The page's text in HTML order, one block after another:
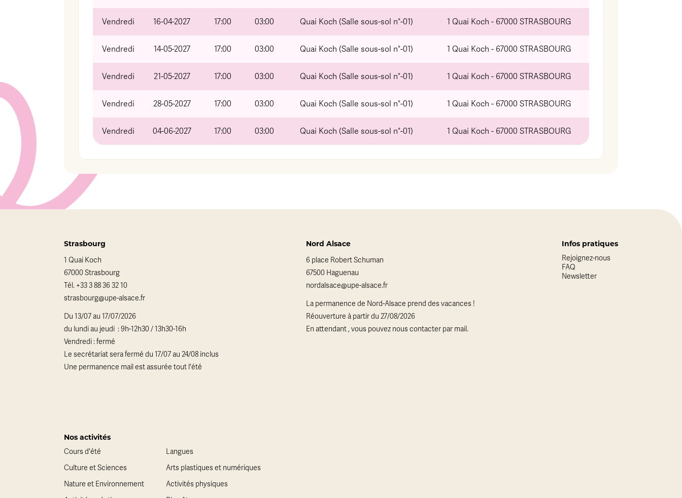
Vendredi 16-04-2027 17:00 03:00 Quai Koch (Salle sous-sol n°-01) 1 Quai Koch - 67000 STRASBOURG
Vendredi 14-05-2027 17:00 03:00 Quai Koch (Salle sous-sol n°-01) 1 Quai Koch - 67000 STRASBOURG
Vendredi 21-05-2027 17:00 03:00 Quai Koch (Salle sous-sol n°-01) 1 Quai Koch - 67000 STRASBOURG
Vendredi 28-05-2027 17:00 03:00 Quai Koch (Salle sous-sol n°-01) 1 Quai Koch - 67000 STRASBOURG
Vendredi 04-06-2027 17:00 03:00 Quai Koch (Salle sous-sol n°-01) 1 Quai Koch - 67000 STRASBOURG
Strasbourg
1 Quai Koch
67000 Strasbourg
Tél. +33 3 88 36 32 10
strasbourg@upe-alsace.fr
Du 13/07 au 17/07/2026
du lundi au jeudi : 9h-12h30 / 13h30-16h
Vendredi : fermé
Le secrétariat sera fermé du 17/07 au 24/08 inclus
Une permanence mail est assurée tout l'été
Nord Alsace
6 place Robert Schuman
67500 Haguenau
nordalsace@upe-alsace.fr
La permanence de Nord-Alsace prend des vacances !
Réouverture à partir du 27/08/2026
En attendant , vous pouvez nous contacter par mail.
Infos pratiques
Rejoignez-nous
FAQ
Newsletter
Nos activités
Cours d'été
Langues
Culture et Sciences
Arts plastiques et numériques
Nature et Environnement
Activités physiques